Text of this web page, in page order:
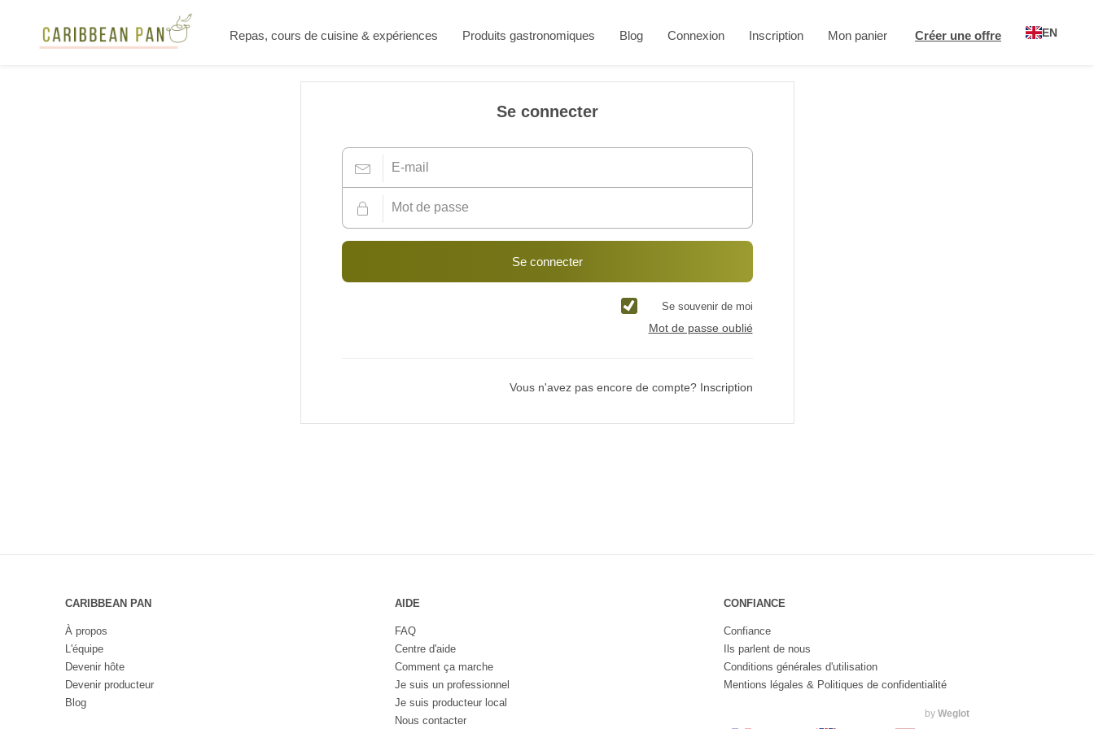
Repas, cours de cuisine & expériences Produits gastronomiques Blog Connexion Inscription Mon panier Créer une offre EN
Se connecter
Se connecter
Se souvenir de moi
Mot de passe oublié
Vous n'avez pas encore de compte? Inscription
CARIBBEAN PAN
À propos
L'équipe
Devenir hôte
Devenir producteur
Blog
AIDE
FAQ
Centre d'aide
Comment ça marche
Je suis un professionnel
Je suis producteur local
Nous contacter
CONFIANCE
Confiance
Ils parlent de nous
Conditions générales d'utilisation
Mentions légales & Politiques de confidentialité
byWeglot